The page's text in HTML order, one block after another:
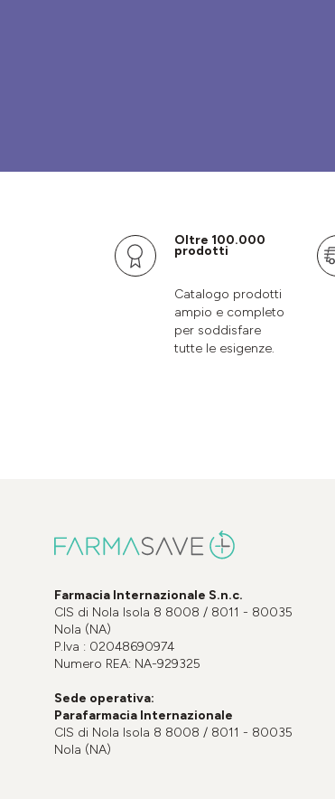
Oltre 100.000
prodotti
Catalogo prodotti
ampio e completo
per soddisfare
tutte le esigenze.
Farmacia Internazionale S.n.c.
CIS di Nola Isola 8 8008 / 8011 - 80035
Nola (NA)
P.Iva : 02048690974
Numero REA: NA-929325
Sede operativa:
Parafarmacia Internazionale
CIS di Nola Isola 8 8008 / 8011 - 80035
Nola (NA)